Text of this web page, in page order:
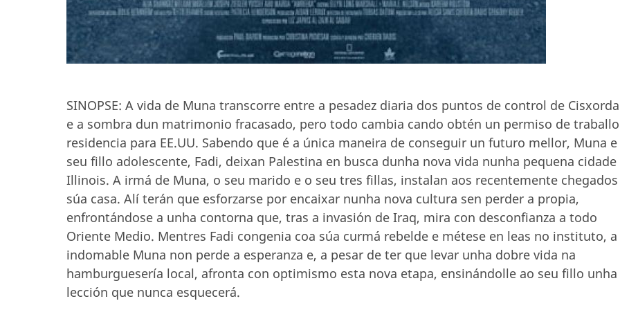
SINOPSE: A vida de Muna transcorre entre a pesadez diaria dos puntos de control de
e a sombra dun matrimonio fracasado, pero todo cambia cando obtén un permiso de
residencia para EE.UU. Sabendo que é a única maneira de conseguir un futuro mellor, Muna
seu fillo adolescente, Fadi, deixan Palestina en busca dunha nova vida nunha pequena cidade
Illinois. A irmá de Muna, o seu marido e o seu tres fillas, instalan aos recentemente
súa casa. Alí terán que esforzarse por encaixar nunha nova cultura sen perder a propia,
enfrontándose a unha contorna que, tras a invasión de Iraq, mira con desconfianza a todo
Oriente Medio. Mentres Fadi congenia coa súa curmá rebelde e métese en leas no instituto, a
indomable Muna non perde a esperanza e, a pesar de ter que levar unha dobre vida na
hamburguesería local, afronta con optimismo esta nova etapa, ensinándolle ao seu fillo unha
lección que nunca esquecerá.